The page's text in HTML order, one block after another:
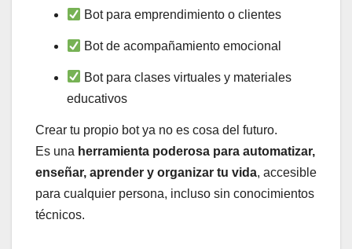
Bot para emprendimiento o clientes
Bot de acompañamiento emocional
Bot para clases virtuales y materiales
educativos
Crear tu propio bot ya no es cosa del futuro.
Es una herramienta poderosa para automatizar,
enseñar, aprender y organizar tu vida, accesible
para cualquier persona, incluso sin conocimientos
técnicos.